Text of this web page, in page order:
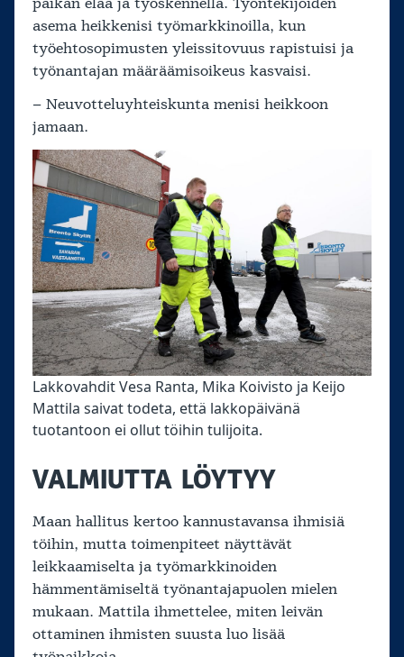
asema heikkenisi työmarkkinoilla, kun
työehtosopimusten yleissitovuus rapistuisi ja
työnantajan määräämisoikeus kasvaisi.
– Neuvotteluyhteiskunta menisi heikkoon
jamaan.
Lakkovahdit Vesa Ranta, Mika Koivisto ja Keijo
Mattila saivat todeta, että lakkopäivänä
tuotantoon ei ollut töihin tulijoita.
VALMIUTTA LÖYTYY
Maan hallitus kertoo kannustavansa ihmisiä
töihin, mutta toimenpiteet näyttävät
leikkaamiselta ja työmarkkinoiden
hämmentämiseltä työnantajapuolen mielen
mukaan. Mattila ihmettelee, miten leivän
ottaminen ihmisten suusta luo lisää